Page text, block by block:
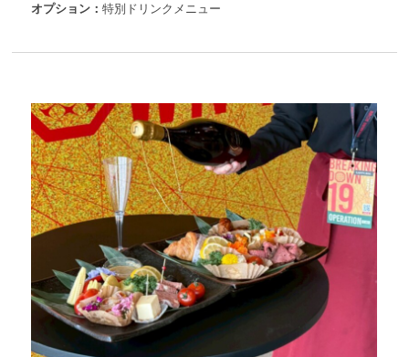
オプション：特別ドリンクメニュー